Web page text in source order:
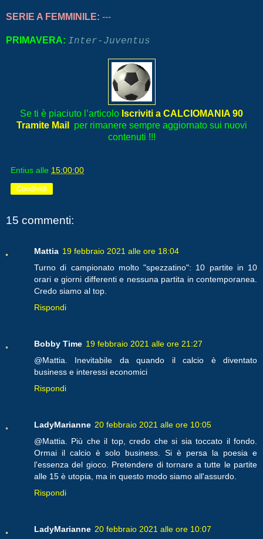
SERIE A FEMMINILE: ---
PRIMAVERA: Inter-Juventus
Se ti è piaciuto l’articolo Iscriviti a CALCIOMANIA 90
Tramite Mail
per rimanere sempre aggiornato sui nuovi
contenuti !!!
Entius alle 15:00:00
Condividi
15 commenti:
Mattia 19 febbraio 2021 alle ore 18:04
Turno di campionato molto "spezzatino": 10 partite in 10
orari e giorni differenti e nessuna partita in contemporanea.
Credo siamo al top.
Rispondi
Bobby Time 19 febbraio 2021 alle ore 21:27
@Mattia. Inevitabile da quando il calcio è diventato
business e interessi economici
Rispondi
LadyMarianne 20 febbraio 2021 alle ore 10:05
@Mattia. Più che il top, credo che si sia toccato il fondo.
Ormai il calcio è solo business. Si è persa la poesia e
l'essenza del gioco. Pretendere di tornare a tutte le partite
alle 15 è utopia, ma in questo modo siamo all'assurdo.
Rispondi
LadyMarianne 20 febbraio 2021 alle ore 10:07